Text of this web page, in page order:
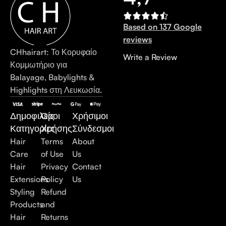
CHhairart: Το Κορυφαίο
Κομμωτήριο για
Balayage, Babylights &
Highlights στη Λευκωσία.
Δημοφιλείς
Κατηγορίες
Hair
Care
Hair
Extensions
Styling
Products
Hair
Όροι
Χρήσης
Terms
of Use
Privacy
Policy
Refund
and
Returns
Χρήσιμοι
Σύνδεσμοι
About
Us
Contact
Us
Based on 137 Google
reviews
Write a Review